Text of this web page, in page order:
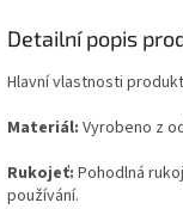
Detailní popis
Hlavní vlastnosti
Materiál: Vyrobeno z
Rukojeť: Pohodlná
používání.